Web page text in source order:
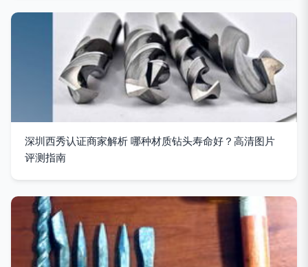
深圳西秀认证商家解析 哪种材质钻头寿命好？高清图片
评测指南